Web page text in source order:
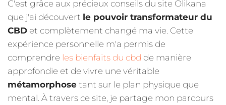
C'est grâce aux précieux conseils du site Olikana
que j'ai découvert le pouvoir transformateur du
CBD et complètement changé ma vie. Cette
expérience personnelle m'a permis de
comprendre les bienfaits du cbd de manière
approfondie et de vivre une véritable
métamorphose tant sur le plan physique que
mental. À travers ce site, je partage mon parcours